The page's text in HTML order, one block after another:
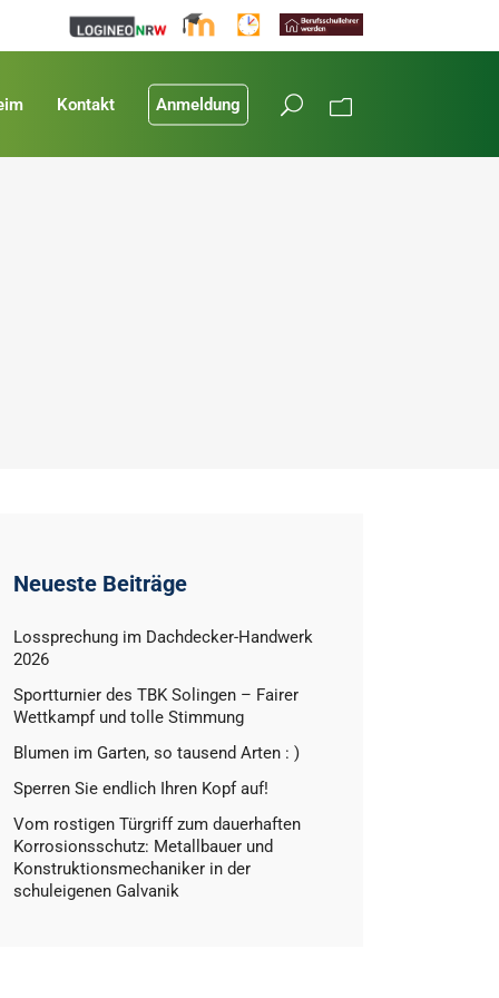
Kontakt Anmeldung
Neueste Beiträge
Lossprechung im Dachdecker-Handwerk
2026
Sportturnier des TBK Solingen – Fairer
Wettkampf und tolle Stimmung
Blumen im Garten, so tausend Arten : )
Sperren Sie endlich Ihren Kopf auf!
Vom rostigen Türgriff zum dauerhaften
Korrosionsschutz: Metallbauer und
Konstruktionsmechaniker in der
schuleigenen Galvanik